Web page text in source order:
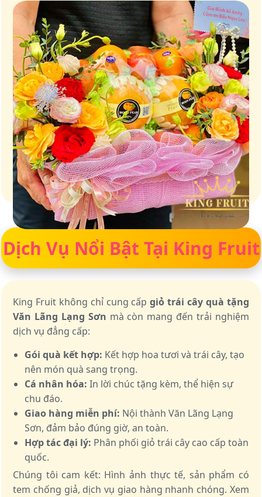
Giữ trọn vị ngọt của thiên nhiên
Dịch Vụ Nổi Bật Tại King Fruit
King Fruit không chỉ cung cấpgiỏ trái cây quà tặng
Văn Lãng Lạng Sơn mà còn mang đến trải nghiệm
dịch vụ đẳng cấp:
Gói quà kết hợp: Kết hợp hoa tươi và trái cây, tạo
nên món quà sang trọng.
Cá nhân hóa: In lời chúc tặng kèm, thể hiện sự
chu đáo.
Giao hàng miễn phí: Nội thành Văn Lãng Lạng
Sơn, đảm bảo đúng giờ, an toàn.
Hợp tác đại lý: Phân phối giỏ trái cây cao cấp toàn
quốc.
Chúng tôi cam kết: Hình ảnh thực tế, sản phẩm có
tem chống giả, dịch vụ giao hàng nhanh chóng. Xem